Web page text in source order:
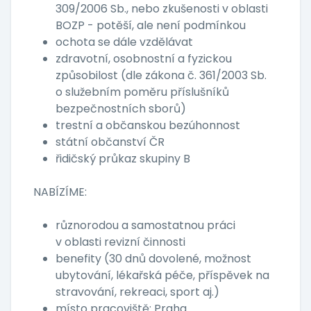
309/2006 Sb., nebo zkušenosti v oblasti
BOZP - potěší, ale není podmínkou
ochota se dále vzdělávat
zdravotní, osobnostní a fyzickou
způsobilost (dle zákona č. 361/2003 Sb.
o služebním poměru příslušníků
bezpečnostních sborů)
trestní a občanskou bezúhonnost
státní občanství ČR
řidičský průkaz skupiny B
NABÍZÍME:
různorodou a samostatnou práci
v oblasti revizní činnosti
benefity (30 dnů dovolené, možnost
ubytování, lékařská péče, příspěvek na
stravování, rekreaci, sport aj.)